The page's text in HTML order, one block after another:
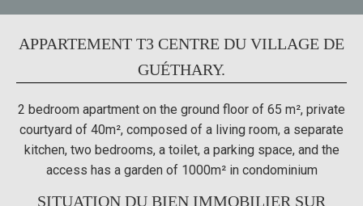
APPARTEMENT T3 CENTRE DU VILLAGE DE
GUÉTHARY.
2 bedroom apartment on the ground floor of 65 m², private
courtyard of 40m², composed of a living room, a separate
kitchen, two bedrooms, a toilet, a parking space, and the
access has a garden of 1000m² in condominium
SITUATION DU BIEN IMMOBILIER SUR